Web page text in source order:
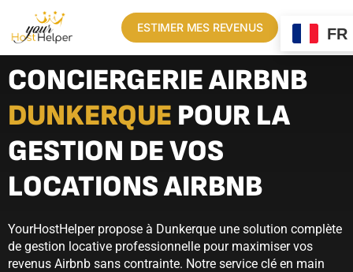
ESTIMER MES REVENUS
CONCIERGERIE AIRBNB
DUNKERQUE POUR LA
GESTION DE VOS
LOCATIONS AIRBNB
YourHostHelper propose à Dunkerque une solution complète
de gestion locative professionnelle pour maximiser vos
revenus Airbnb sans contrainte. Notre service clé en main
FR